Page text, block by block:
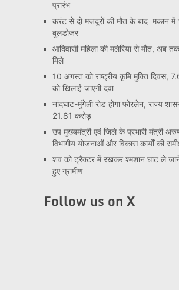
प्रारंभ
करंट से दो मजदूरों की मौत के बाद मकान में
बुलडोजर
आदिवासी महिला की मलेरिया से मौत, अब
मिले
10 अगस्त को राष्ट्रीय कृमि मुक्ति दिवस,
को खिलाई जाएगी दवा
नांदघाट-मुंगेली रोड होगा फोरलेन, राज्य
21.81 करोड़
उप मुख्यमंत्री एवं जिले के प्रभारी मंत्री
विभागीय योजनाओं और विकास कार्यों की
शव को ट्रैक्टर में रखकर श्मशान घाट ले
हुए ग्रामीण
Follow us on X